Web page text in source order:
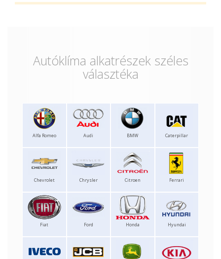
Autóklíma alkatrészek széles
választéka
Alfa Romeo Audi BMW Caterpillar
Chevrolet Chrysler Citroen Ferrari
Fiat Ford Honda Hyundai